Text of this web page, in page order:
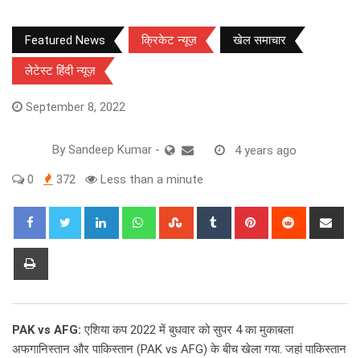
Featured News क्रिकेट न्यूज़ खेल समाचार
लेटेस्ट हिंदी न्यूज़
September 8, 2022
By Sandeep Kumar - 4 years ago
0 372 Less than a minute
LinkedIn WhatsappStumbleUpon
Tumblr Pinterest Reddit
PAK vs AFG: एशिया कप 2022 में बुधवार को सुपर 4 का मुकाबला
अफगानिस्तान और पाकिस्तान (PAK vs AFG) के बीच खेला गया. जहां पाकिस्तान